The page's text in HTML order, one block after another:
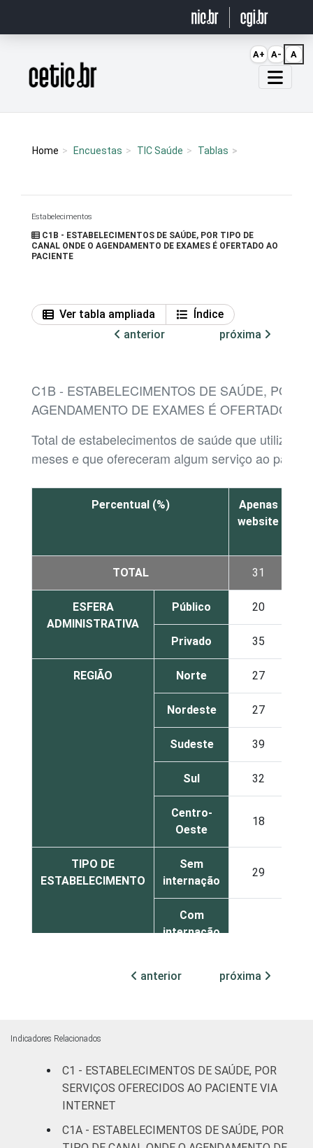
Página inicial
Home Encuestas TIC Saúde Tablas
Estabelecimentos
C1B - ESTABELECIMENTOS DE SAÚDE, POR TIPO DE
CANAL ONDE O AGENDAMENTO DE EXAMES É OFERTADO AO
PACIENTE
Ver tabla ampliada
Índice
anterior
próxima
C1B - ESTABELECIMENTOS DE SAÚDE, POR
AGENDAMENTO DE EXAMES É OFERTADO
Total de estabelecimentos de saúde que
meses e que ofereceram algum serviço ao
Percentual (%)
Apenas
website
TOTAL 31
ESFERA
ADMINISTRATIVA
Público 20
Privado 35
REGIÃO Norte 27
Nordeste 27
Sudeste 39
Sul 32
Centro-
Oeste
18
TIPO DE
ESTABELECIMENTO
Sem
internação
29
Com
internação
Serviço de
terapia
anterior próxima
Indicadores Relacionados
C1 - ESTABELECIMENTOS DE SAÚDE, POR
SERVIÇOS OFERECIDOS AO PACIENTE VIA
INTERNET
C1A - ESTABELECIMENTOS DE SAÚDE, POR
A+ A- A